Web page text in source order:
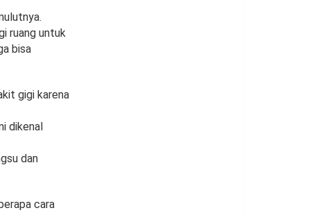
ruang untuk
bisa
gigi karena
dikenal
dan
cara